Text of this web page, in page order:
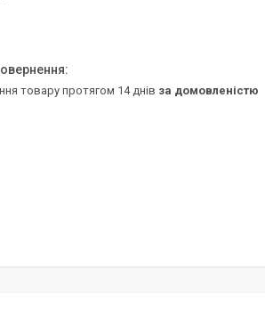
товару протягом 14 днів за домовленістю